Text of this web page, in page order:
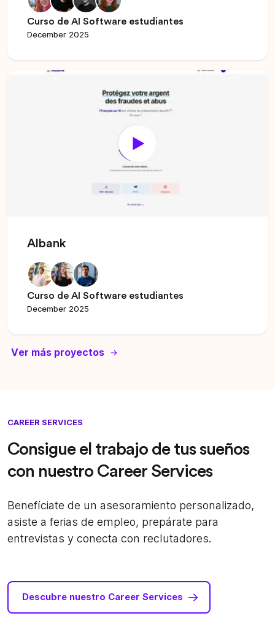
Curso de AI Software estudiantes
December 2025
Albank
Curso de AI Software estudiantes
December 2025
Ver más proyectos
CAREER SERVICES
Consigue el trabajo de tus sueños
con nuestro Career Services
Benefíciate de un asesoramiento personalizado,
asiste a ferias de empleo, prepárate para
entrevistas y conecta con reclutadores.
Descubre nuestro Career Services